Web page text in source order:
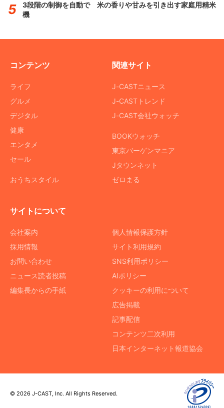
3段階の制御を自動で 米の香りや甘みを引き出す家庭用精米
機
コンテンツ
ライフ
グルメ
デジタル
健康
エンタメ
セール
おうちスタイル
関連サイト
J-CASTニュース
J-CASTトレンド
J-CAST会社ウォッチ
BOOKウォッチ
東京バーゲンマニア
Jタウンネット
ゼロまる
サイトについて
会社案内
採用情報
お問い合わせ
ニュース読者投稿
編集長からの手紙
個人情報保護方針
サイト利用規約
SNS利用ポリシー
AIポリシー
クッキーの利用について
広告掲載
記事配信
コンテンツ二次利用
日本インターネット報道協会
© 2026 J-CAST, Inc. All Rights Reserved.